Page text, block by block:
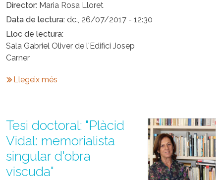
Director Maria Rosa Lloret
Data de lectura dc., 26/07/2017 - 12:30
Lloc de lectura
Sala Gabriel Oliver de l'Edifici Josep
Carner
Llegeix més
Tesi doctoral: "Plàcid
Vidal: memorialista
singular d'obra
viscuda"